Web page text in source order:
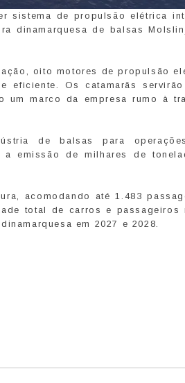
sistema de propulsão elétrica
dinamarquesa de balsas
oito motores de propulsão
eficiente. Os catamarãs
um marco da empresa rumo à
de balsas para
a emissão de milhares de
acomodando até 1.483
total de carros e passageiros
em 2027 e 2028.